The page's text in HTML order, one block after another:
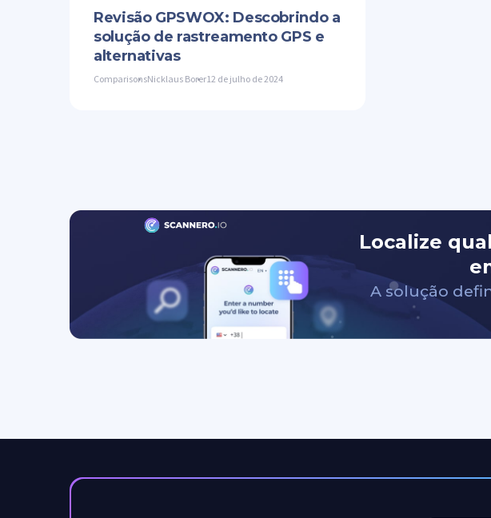
Revisão GPSWOX: Descobrindo a
solução de rastreamento GPS e
alternativas
ComparisonsNicklaus Borer12 de julho de 2024
Localize
A solução